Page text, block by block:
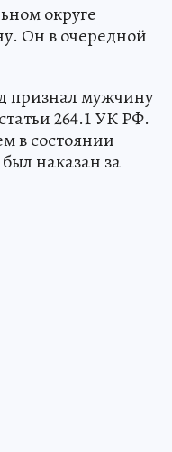
округе
Он в очередной
признал мужчину
264.1 УК РФ.
в состоянии
наказан за